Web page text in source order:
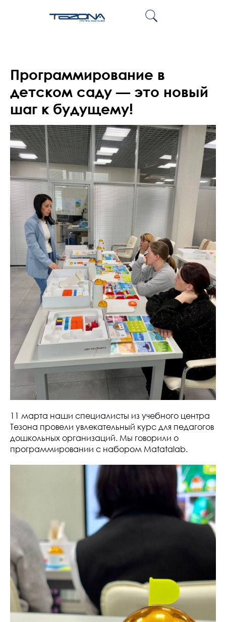
Программирование в
детском саду — это новый
шаг к будущему!
11 марта наши специалисты из учебного центра
Тезона провели увлекательный курс для педагогов
дошкольных организаций. Мы говорили о
программировании с набором Matatalab.